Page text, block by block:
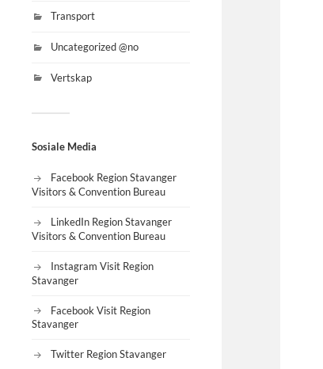
Transport
Uncategorized @no
Vertskap
Sosiale Media
Facebook Region Stavanger
Visitors & Convention Bureau
LinkedIn Region Stavanger
Visitors & Convention Bureau
Instagram Visit Region
Stavanger
Facebook Visit Region
Stavanger
Twitter Region Stavanger